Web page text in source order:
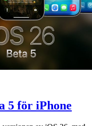
5 för iPhone